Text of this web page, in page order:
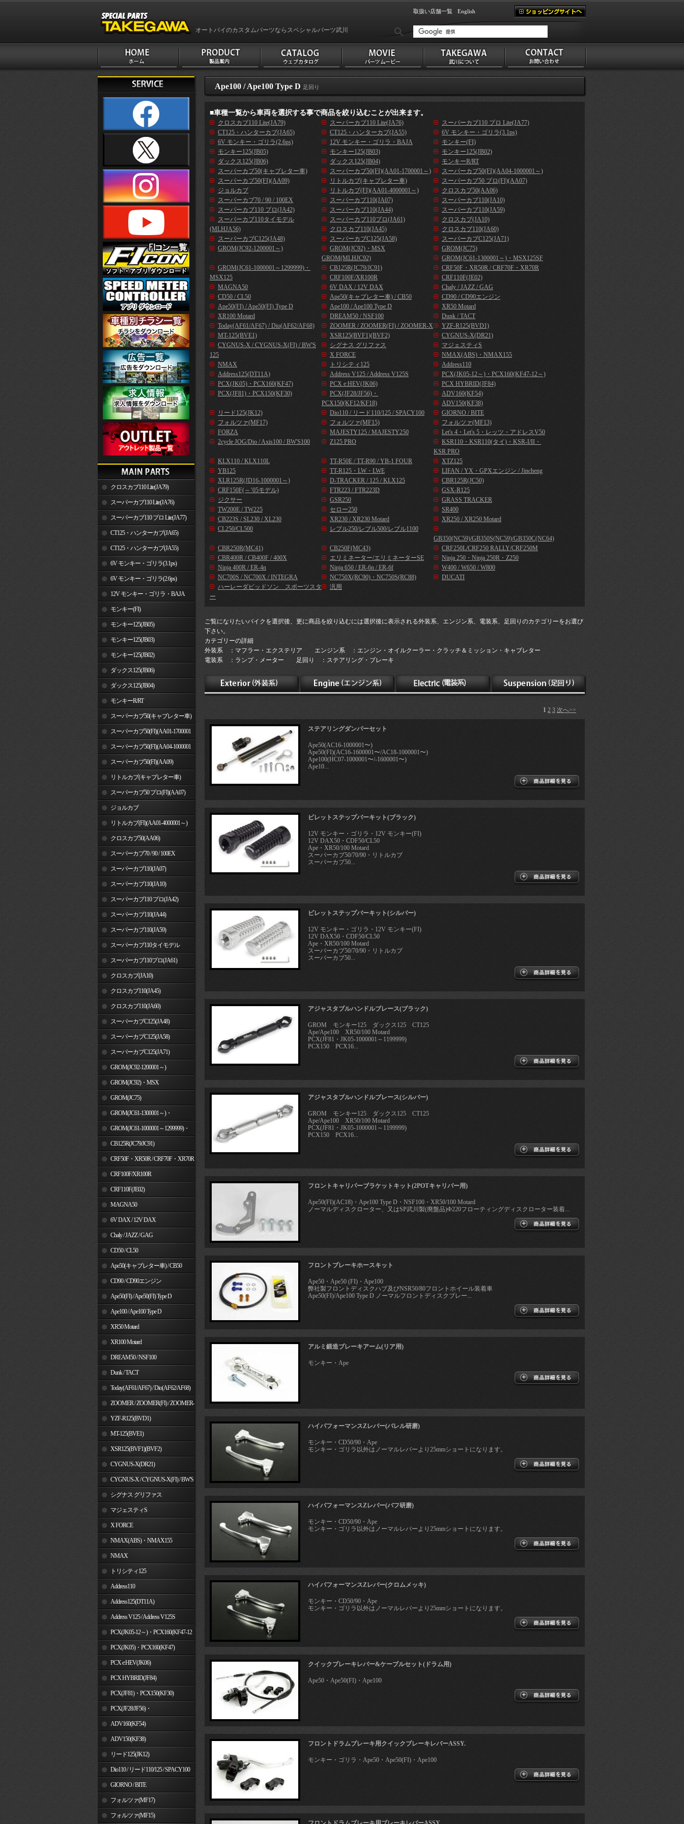
オートバイのカスタムパーツならスペシャルパーツ武川
取扱い店舗一覧 English
クロスカブ110 Lite(JA79)
スーパーカブ110 Lite(JA76)
スーパーカブ110 プロ Lite(JA77)
CT125・ハンターカブ(JA65)
CT125・ハンターカブ(JA55)
6V モンキー・ゴリラ(3.1ps)
6V モンキー・ゴリラ(2.6ps)
12V モンキー・ゴリラ・BAJA
モンキー(FI)
モンキー125(JB05)
モンキー125(JB03)
モンキー125(JB02)
ダックス125(JB06)
ダックス125(JB04)
モンキーR/RT
スーパーカブ50(キャブレター車)
スーパーカブ50(FI)(AA01-1700001
～) スーパーカブ50(FI)(AA04-1000001
～) スーパーカブ50(FI)(AA09)
リトルカブ(キャブレター車)
スーパーカブ50 プロ(FI)(AA07)
ジョルカブ
リトルカブ(FI)(AA01-4000001～)
クロスカブ50(AA06)
スーパーカブ70 / 90 / 100EX
スーパーカブ110(JA07)
スーパーカブ110(JA10)
スーパーカブ110 プロ(JA42)
スーパーカブ110(JA44)
スーパーカブ110(JA59)
スーパーカブ110タイモデル
(MLHJA56)
スーパーカブ110プロ(JA61)
クロスカブ(JA10)
クロスカブ110(JA45)
クロスカブ110(JA60)
スーパーカブC125(JA48)
スーパーカブC125(JA58)
スーパーカブC125(JA71)
GROM(JC92-1200001～)
GROM(JC92)・MSX
GROM(MLHJC92)
GROM(JC75)
GROM(JC61-1300001～)・
MSX125SF
GROM(JC61-1000001～1299999)・
MSX125CB125R(JC79/JC91)
CRF50F・XR50R / CRF70F・XR70R
CRF100F/XR100R
CRF110F(JE02)
MAGNA50
6V DAX / 12V DAX
Chaly / JAZZ / GAG
CD50 / CL50
Ape50(キャブレター車) / CB50
CD90 / CD90エンジン
Ape50(FI) / Ape50(FI) Type D
Ape100 / Ape100 Type D
XR50 Motard
XR100 Motard
DREAM50 / NSF100
Dunk / TACT
Today(AF61/AF67) / Dio(AF62/AF68)
ZOOMER / ZOOMER(FI) / ZOOMER-
YZF-R125(BVD1)
MT-125(BVE1)
XSR125(BVF1)(BVF2)
CYGNUS-X(DR21)
CYGNUS-X / CYGNUS-X(FI) / BW'S
125 シグナス グリファス
マジェスティS
X FORCE
NMAX(ABS)・NMAX155
NMAX
トリシティ125
Address110
Address125(DT11A)
Address V125 / Address V125S
PCX(JK05-12～)・PCX160(KF47-12
～) PCX(JK05)・PCX160(KF47)
PCX e:HEV(JK06)
PCX HYBRID(JF84)
PCX(JF81)・PCX150(KF30)
PCX(JF28/JF56)・
PCX150(KF12/KF18)
ADV160(KF54)
ADV150(KF38)
リード125(JK12)
Dio110 / リード110/125 / SPACY100
GIORNO / BITE
フォルツァ(MF17)
フォルツァ(MF15)
Ape100 / Ape100 Type D 足回り
■車種一覧から車両を選択する事で商品を絞り込むことが出来ます。
クロスカブ110 Lite(JA79) スーパーカブ110 Lite(JA76)
スーパーカブ110 プロ Lite(JA77)
CT125・ハンターカブ(JA65)
CT125・ハンターカブ(JA55)
6V モンキー・ゴリラ(3.1ps)
6V モンキー・ゴリラ(2.6ps)
12V モンキー・ゴリラ・BAJA
モンキー(FI)
モンキー125(JB05)
モンキー125(JB03)
モンキー125(JB02)
ダックス125(JB06)
ダックス125(JB04)
モンキーR/RT
スーパーカブ50(キャブレター車)
スーパーカブ50(FI)(AA01-1700001～)
スーパーカブ50(FI)(AA04-1000001～)
スーパーカブ50(FI)(AA09)
リトルカブ(キャブレター車)
スーパーカブ50 プロ(FI)(AA07)
ジョルカブ
リトルカブ(FI)(AA01-4000001～)
クロスカブ50(AA06)
スーパーカブ70 / 90 / 100EX
スーパーカブ110(JA07)
スーパーカブ110(JA10)
スーパーカブ110 プロ(JA42)
スーパーカブ110(JA44)
スーパーカブ110(JA59)
スーパーカブ110タイモデル
(MLHJA56)
スーパーカブ110プロ(JA61)
クロスカブ(JA10)
クロスカブ110(JA45)
クロスカブ110(JA60)
スーパーカブC125(JA48)
スーパーカブC125(JA58)
スーパーカブC125(JA71)
GROM(JC92-1200001～)
GROM(JC92)・MSX
GROM(MLHJC92)
GROM(JC75)
GROM(JC61-1300001～)・MSX125SF
GROM(JC61-1000001～1299999)・
MSX125
CB125R(JC79/JC91)
CRF50F・XR50R / CRF70F・XR70R
CRF100F/XR100R
CRF110F(JE02)
MAGNA50
6V DAX / 12V DAX
Chaly / JAZZ / GAG
CD50 / CL50
Ape50(キャブレター車) / CB50
CD90 / CD90エンジン
Ape50(FI) / Ape50(FI) Type D
Ape100 / Ape100 Type D
XR50 Motard
XR100 Motard
DREAM50 / NSF100
Dunk / TACT
Today(AF61/AF67) / Dio(AF62/AF68)
ZOOMER / ZOOMER(FI) / ZOOMER-X
YZF-R125(BVD1)
MT-125(BVE1)
XSR125(BVF1)(BVF2)
CYGNUS-X(DR21)
CYGNUS-X / CYGNUS-X(FI) / BW'S
125
シグナス グリファス
マジェスティS
X FORCE
NMAX(ABS)・NMAX155
NMAX
トリシティ125
Address110
Address125(DT11A)
Address V125 / Address V125S
PCX(JK05-12～)・PCX160(KF47-12～)
PCX(JK05)・PCX160(KF47)
PCX e:HEV(JK06)
PCX HYBRID(JF84)
PCX(JF81)・PCX150(KF30)
PCX(JF28/JF56)・
PCX150(KF12/KF18)
ADV160(KF54)
ADV150(KF38)
リード125(JK12)
Dio110 / リード110/125 / SPACY100
GIORNO / BITE
フォルツァ(MF17)
フォルツァ(MF15)
フォルツァ(MF13)
FORZA
MAJESTY125 / MAJESTY250
Let's 4・Let's 5・レッツ・アドレスV50
2cycle JOG/Dio / Axis100 / BW'S100
Z125 PRO
KSR110・KSR110(タイ)・KSR-I/II・
KSR PRO
KLX110 / KLX110L
TT-R50E / TT-R90 / YB-1 FOUR
XTZ125
YB125
TT-R125・LW・LWE
LIFAN / YX・GPXエンジン / Jincheng
XLR125R(JD16-1000001～)
D-TRACKER / 125 / KLX125
CBR125R(JC50)
CRF150F(～’05モデル)
FTR223 / FTR223D
GSX-R125
ジクサー
GSR250
GRASS TRACKER
TW200E / TW225
セロー250
SR400
CB223S / SL230 / XL230
XR230 / XR230 Motard
XR250 / XR250 Motard
CL250/CL500
レブル250/レブル500/レブル1100
GB350(NC59)/GB350S(NC59)/GB350C(NC64)
CBR250R(MC41)
CB250F(MC43)
CRF250L/CRF250 RALLY/CRF250M
CBR400R / CB400F / 400X
エリミネーター/エリミネーターSE
Ninja 250・Ninja 250R・Z250
Ninja 400R / ER-4n
Ninja 650 / ER-6n / ER-6f
W400 / W650 / W800
NC700S / NC700X / INTEGRA
NC750X(RC90)・NC750S(RC88)
DUCATI
ハーレーダビッドソン スポーツスタ
ー
汎用
ご覧になりたいバイクを選択後、更に商品を絞り込むには選択後に表示される外装系、エンジン系、電装系、足回りのカテゴリーをお選び
下さい。
カテゴリーの詳細
外装系 ：マフラー・エクステリア エンジン系 ：エンジン・オイルクーラー・クラッチ＆ミッション・キャブレター
電装系 ：ランプ・メーター 足回り ：ステアリング・ブレーキ
1 2 3 次へ>>
ステアリングダンパーセット
Ape50(AC16-1000001〜)
Ape50(FI)(AC16-1600001〜/AC18-1000001〜)
Ape100(HC07-1000001〜/-1600001〜)
Ape10...
ビレットステップバーキット(ブラック)
12V モンキー・ゴリラ・12V モンキー(FI)
12V DAX50・CDF50/CL50
Ape・XR50/100 Motard
スーパーカブ50/70/90・リトルカブ
スーパーカブ50...
ビレットステップバーキット(シルバー)
12V モンキー・ゴリラ・12V モンキー(FI)
12V DAX50・CDF50/CL50
Ape・XR50/100 Motard
スーパーカブ50/70/90・リトルカブ
スーパーカブ50...
アジャスタブルハンドルブレース(ブラック)
GROM モンキー125 ダックス125 CT125
Ape/Ape100 XR50/100 Motard
PCX(JF81・JK05-1000001～1199999)
PCX150 PCX16...
アジャスタブルハンドルブレース(シルバー)
GROM モンキー125 ダックス125 CT125
Ape/Ape100 XR50/100 Motard
PCX(JF81・JK05-1000001～1199999)
PCX150 PCX16...
フロントキャリパーブラケットキット(2POTキャリパー用)
Ape50(FI)(AC18)・Ape100 Type D・NSF100・XR50/100 Motard
ノーマルディスクローター、又はSP武川製(廃盤品)Φ220フローティングディスクローター装着...
フロントブレーキホースキット
Ape50・Ape50 (FI)・Ape100
弊社製フロントディスクハブ及びNSR50/80フロントホイール装着車
Ape50(FI)/Ape100 Type D ノーマルフロントディスクブレー...
アルミ鍛造ブレーキアーム(リア用)
モンキー・Ape
ハイパフォーマンスZレバー(バレル研磨)
モンキー・CD50/90・Ape
モンキー・ゴリラ以外はノーマルレバーより25mmショートになります。
ハイパフォーマンスZレバー(バフ研磨)
モンキー・CD50/90・Ape
モンキー・ゴリラ以外はノーマルレバーより25mmショートになります。
ハイパフォーマンスZレバー(クロムメッキ)
モンキー・CD50/90・Ape
モンキー・ゴリラ以外はノーマルレバーより25mmショートになります。
クイックブレーキレバー&ケーブルセット(ドラム用)
Ape50・Ape50(FI)・Ape100
フロントドラムブレーキ用クイックブレーキレバーASSY.
モンキー・ゴリラ・Ape50・Ape50(FI)・Ape100